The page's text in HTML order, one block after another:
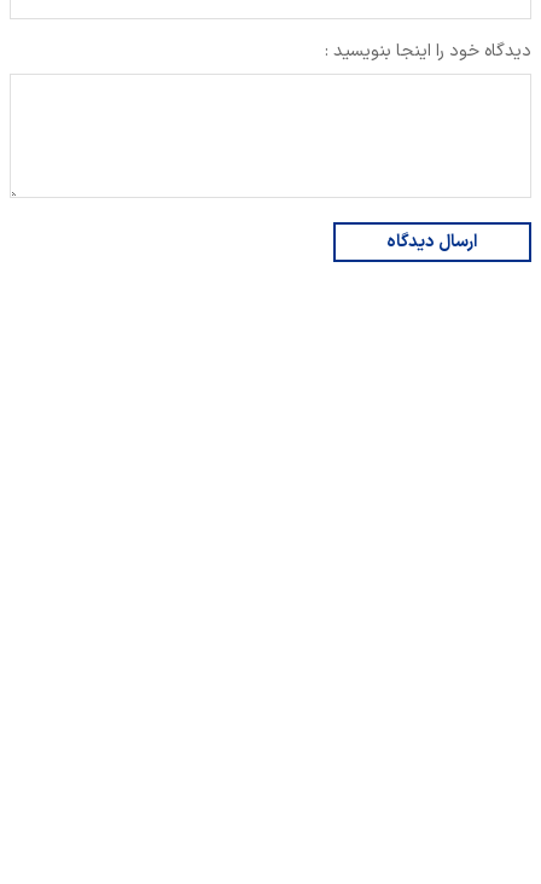
دیدگاه خود را اینجا بنویسید :
ارسال دیدگاه